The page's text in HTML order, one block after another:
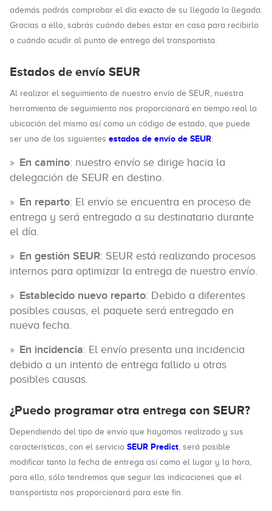
además podrás comprobar el día exacto de su llegada la llegada.
Gracias a ello, sabrás cuándo debes estar en casa para recibirlo
o cuándo acudir al punto de entrega del transportista.
Estados de envío SEUR
Al realizar el seguimiento de nuestro envío de SEUR, nuestra
herramienta de seguimiento nos proporcionará en tiempo real la
ubicación del mismo así como un código de estado, que puede
ser uno de los siguientes estados de envío de SEUR:
En camino: nuestro envío se dirige hacia la
delegación de SEUR en destino.
En reparto: El envío se encuentra en proceso de
entrega y será entregado a su destinatario durante
el día.
En gestión SEUR: SEUR está realizando procesos
internos para optimizar la entrega de nuestro envío.
Establecido nuevo reparto: Debido a diferentes
posibles causas, el paquete será entregado en
nueva fecha.
En incidencia: El envío presenta una incidencia
debido a un intento de entrega fallido u otras
posibles causas.
¿Puedo programar otra entrega con SEUR?
Dependiendo del tipo de envío que hayamos realizado y sus
características, con el servicio SEUR Predict, será posible
modificar tanto la fecha de entrega así como el lugar y la hora,
para ello, sólo tendremos que seguir las indicaciones que el
transportista nos proporcionará para este fin.